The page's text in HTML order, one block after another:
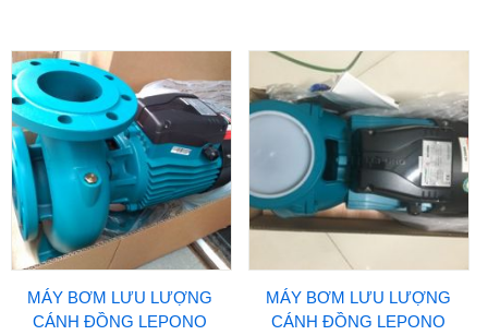
MÁY BƠM LƯU LƯỢNG
CÁNH ĐỒNG LEPONO
MÁY BƠM LƯU LƯỢNG
CÁNH ĐỒNG LEPONO